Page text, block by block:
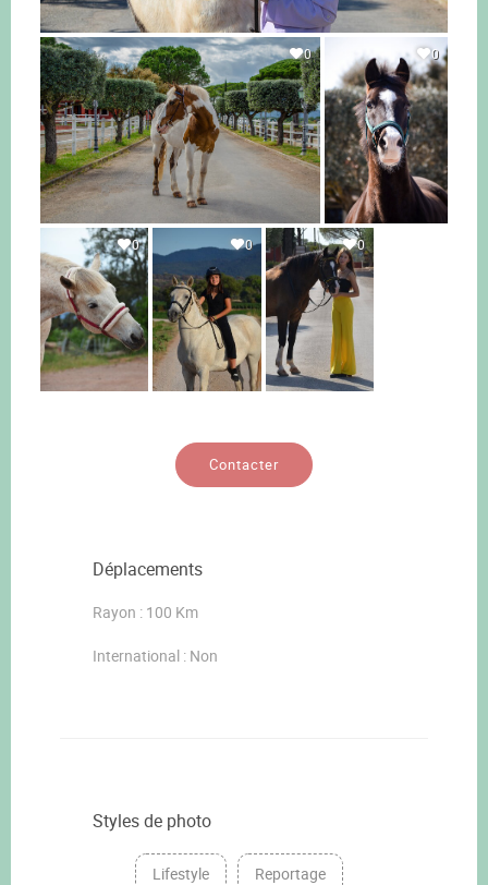
0 0
0 0 0
Contacter
Déplacements
Rayon : 100 Km
International : Non
Styles de photo
Lifestyle Reportage